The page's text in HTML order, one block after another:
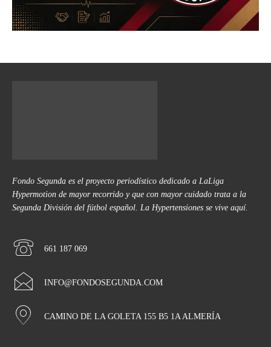
Fondo Segunda es el proyecto periodístico dedicado a LaLiga
Hypermotion de mayor recorrido y que con mayor cuidado trata a la
Segunda División del fútbol español. La Hypertensiones se vive aquí.
661 187 069
INFO@FONDOSEGUNDA.COM
CAMINO DE LA GOLETA 155 B5 1A ALMERÍA